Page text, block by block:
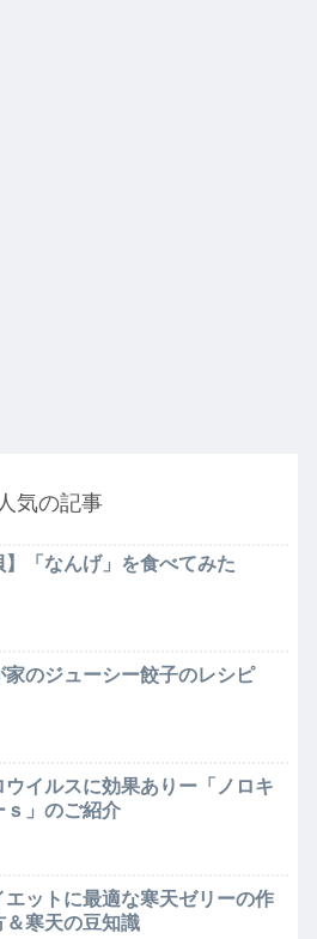
人気の記事
】「なんげ」を食べてみた
家のジューシー餃子のレシピ
ウイルスに効果ありー「ノロキ
ｓ」のご紹介
エットに最適な寒天ゼリーの作
＆寒天の豆知識